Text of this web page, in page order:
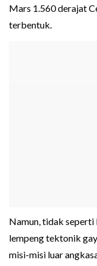
Mars 1.560 derajat
terbentuk.
Namun, tidak
lempeng tektonik
misi-misi luar